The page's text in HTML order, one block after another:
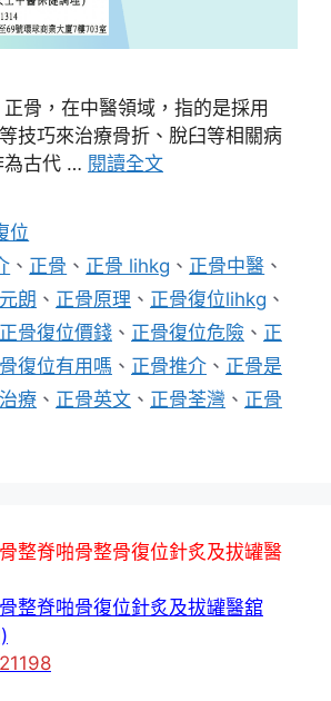
骨，在中醫領域，指的是採用
技巧來治療骨折、脫臼等相關病
為古代 … 閱讀全文
位
、 正骨 、 正骨 lihkg 、 正骨中醫 、
朗 、 正骨原理 、 正骨復位lihkg 、
正骨復位價錢 、 正骨復位危險 、 正
復位有用嗎 、 正骨推介 、 正骨是
療 、 正骨英文 、 正骨荃灣 、 正骨
整脊啪骨整骨復位針炙及拔罐醫
整脊啪骨復位針炙及拔罐醫舘